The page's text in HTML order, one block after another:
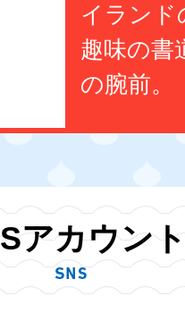
イランド
趣味の書
の腕前。
アカウン